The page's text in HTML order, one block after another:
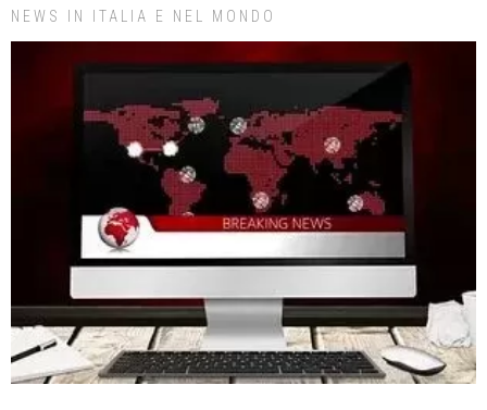
NEWS IN ITALIA E NEL MONDO